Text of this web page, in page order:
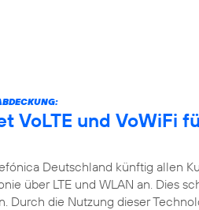
VoLTE und VoWiFi
Deutschland künftig allen
über LTE und WLAN an. Dies
Durch die Nutzung dieser